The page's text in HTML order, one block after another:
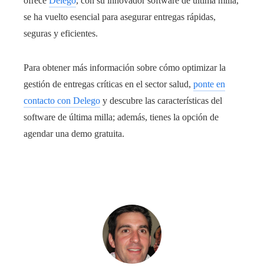
se ha vuelto esencial para asegurar entregas rápidas,
seguras y eficientes.
Para obtener más información sobre cómo optimizar la
gestión de entregas críticas en el sector salud, ponte en
contacto con Delego y descubre las características del
software de última milla; además, tienes la opción de
agendar una demo gratuita.